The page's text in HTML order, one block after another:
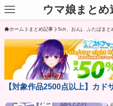
ウマ娘まとめ
ホーム まとめ記事 5ch、おんj、ふたばまと
【対象作品2500点以上】カド